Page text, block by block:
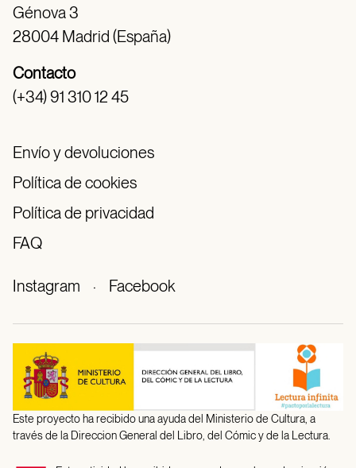
Génova 3
28004 Madrid (España)
Contacto
(+34) 91 310 12 45
Envío y devoluciones
Política de cookies
Política de privacidad
FAQ
Instagram · Facebook
Este proyecto ha recibido una ayuda del Ministerio de Cultura, a
través de la Direccion General del Libro, del Cómic y de la Lectura.